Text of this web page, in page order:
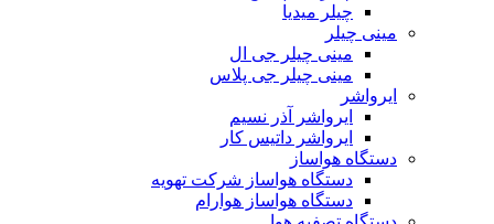
چیلر میدیا
مینی چیلر
مینی چیلر جی ال
مینی چیلر جی پلاس
ایرواشر
ایرواشر آذر نسیم
ایرواشر داتیس کار
دستگاه هواساز
دستگاه هواساز شرکت تهویه
دستگاه هواساز هوارام